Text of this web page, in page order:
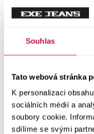
Souhlas
Tato webová stránka
K personalizaci
sociálních médií a
soubory cookie.
sdílíme se svými